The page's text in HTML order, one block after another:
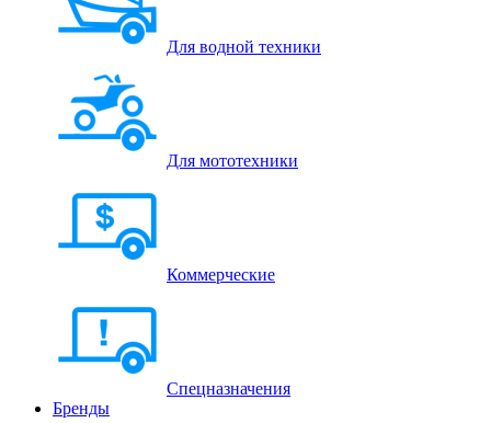
Для водной техники
Для мототехники
Коммерческие
Спецназначения
Бренды